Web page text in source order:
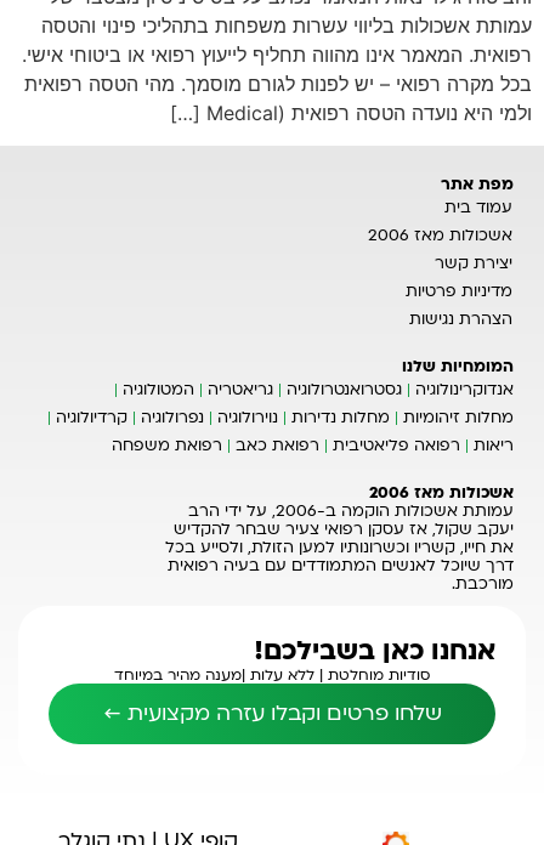
עמותת אשכולות בליווי עשרות משפחות בתהליכי פינוי והטסה
רפואית. המאמר אינו מהווה תחליף לייעוץ רפואי או ביטוחי אישי.
בכל מקרה רפואי – יש לפנות לגורם מוסמך. מהי הטסה רפואית
ולמי היא נועדה הטסה רפואית (Medical […]
מפת אתר
עמוד בית
אשכולות מאז 2006
יצירת קשר
מדיניות פרטיות
הצהרת נגישות
המומחיות שלנו
אנדוקרינולוגיה
גסטרואנטרולוגיה גריאטריה
המטולוגיה
מחלות זיהומיות
מחלות נדירות נוירולוגיה נפרולוגיה
קרדיולוגיה
ריאות
רפואה פליאטיבית רפואת כאב רפואת משפחה
אשכולות מאז 2006
עמותת אשכולות הוקמה ב-2006, על ידי הרב
יעקב שקול, אז עסקן רפואי צעיר שבחר להקדיש
את חייו, קשריו וכשרונותיו למען הזולת, ולסייע בכל
דרך שיוכל לאנשים המתמודדים עם בעיה רפואית
מורכבת.
אנחנו כאן בשבילכם!
סודיות מוחלטת | ללא עלות |מענה מהיר במיוחד
שלחו פרטים וקבלו עזרה מקצועית ←